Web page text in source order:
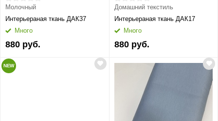
Молочный
Интерьераная ткань ДАК37
Много
880 руб.
Домашний текстиль
Интерьераная ткань ДАК17
Много
880 руб.
NEW